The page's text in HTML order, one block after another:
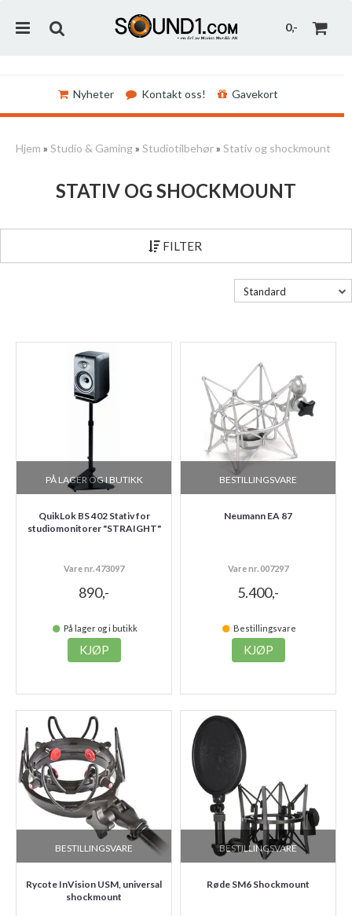
0,-
Nyheter Kontakt oss! Gavekort
Hjem » Studio & Gaming» Studiotilbehør» Stativ og shockmount
STATIV OG SHOCKMOUNT
FILTER
Standard
PÅ LAGER OG I BUTIKK
QuikLok BS 402 Stativ for
studiomonitorer "STRAIGHT"
Vare nr. 473097
890,-
På lager og i butikk
KJØP
BESTILLINGSVARE
Neumann EA 87
Vare nr. 007297
5.400,-
Bestillingsvare
KJØP
BESTILLINGSVARE
Rycote InVision USM, universal
shockmount
BESTILLINGSVARE
Røde SM6 Shockmount